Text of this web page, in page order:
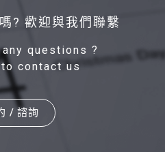
? 歡迎與我們聯繫
questions ?
contact us
/ 諮詢